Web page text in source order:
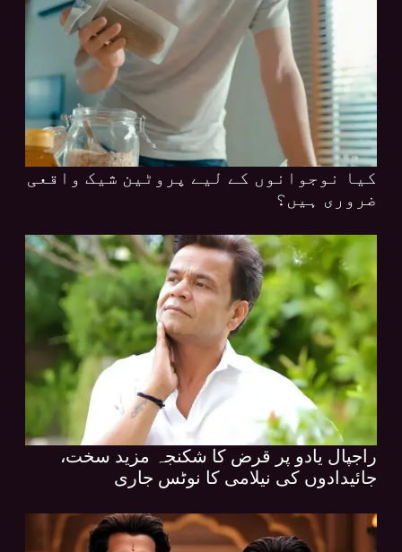
کیا نوجوانوں کے لیے پروٹین شیک واقعی
ضروری ہیں؟
راجپال یادو پر قرض کا شکنجہ مزید سخت،
جائیدادوں کی نیلامی کا نوٹس جاری